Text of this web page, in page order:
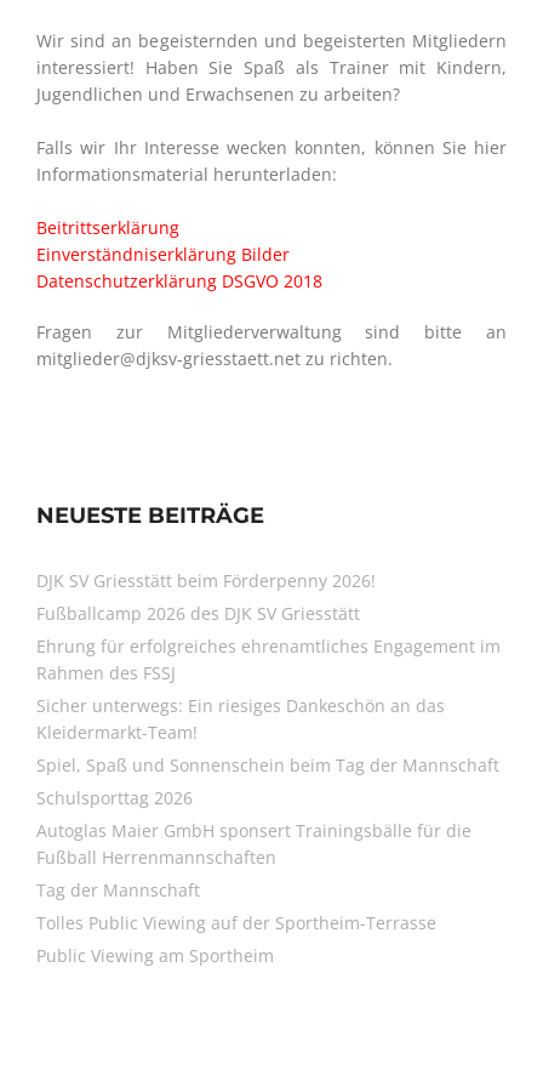
Wir sind an begeisternden und begeisterten Mitgliedern
interessiert! Haben Sie Spaß als Trainer mit Kindern,
Jugendlichen und Erwachsenen zu arbeiten?
Falls wir Ihr Interesse wecken konnten, können Sie hier
Informationsmaterial herunterladen:
Beitrittserklärung
Einverständniserklärung Bilder
Datenschutzerklärung DSGVO 2018
Fragen zur Mitgliederverwaltung sind bitte an
mitglieder@djksv-griesstaett.net zu richten.
NEUESTE BEITRÄGE
DJK SV Griesstätt beim Förderpenny 2026!
Fußballcamp 2026 des DJK SV Griesstätt
Ehrung für erfolgreiches ehrenamtliches Engagement im
Rahmen des FSSJ
Sicher unterwegs: Ein riesiges Dankeschön an das
Kleidermarkt-Team!
Spiel, Spaß und Sonnenschein beim Tag der Mannschaft
Schulsporttag 2026
Autoglas Maier GmbH sponsert Trainingsbälle für die
Fußball Herrenmannschaften
Tag der Mannschaft
Tolles Public Viewing auf der Sportheim-Terrasse
Public Viewing am Sportheim